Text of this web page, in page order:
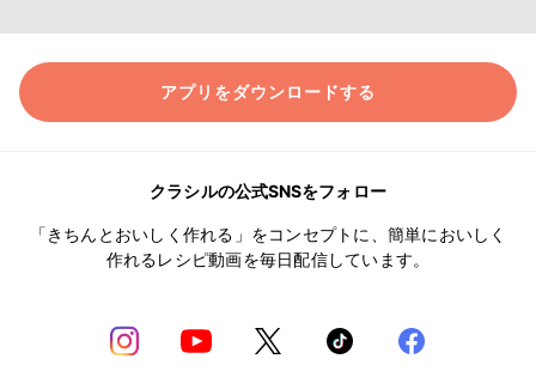
アプリをダウンロードする
クラシルの公式SNSをフォロー
「きちんとおいしく作れる」をコンセプトに、簡単においしく
作れるレシピ動画を毎日配信しています。